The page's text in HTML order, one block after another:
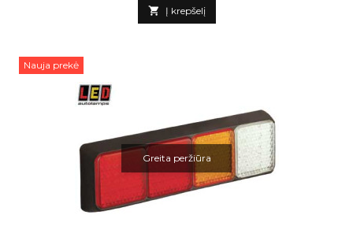
 Į krepšelį
Nauja prekė
Greita peržiūra